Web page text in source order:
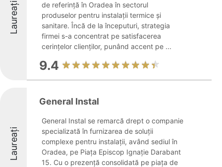
Laureați
de referință în Oradea în sectorul
produselor pentru instalații termice și
sanitare. Încă de la începuturi, strategia
firmei s-a concentrat pe satisfacerea
cerințelor clienților, punând accent pe ...
9.4
Laureați
General Instal
General Instal se remarcă drept o companie
specializată în furnizarea de soluții
complexe pentru instalații, având sediul în
Oradea, pe Piața Episcop Ignație Darabant
15. Cu o prezență consolidată pe piața de